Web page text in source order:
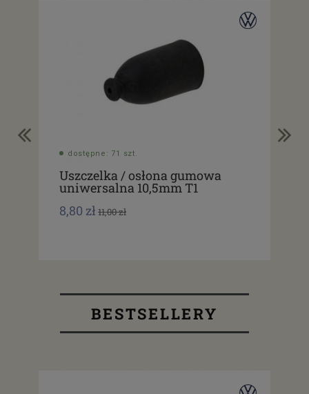
dostępne: 71 szt.
Uszczelka / osłona gumowa
uniwersalna 10,5mm T1
8,80 zł 11,00 zł
BESTSELLERY